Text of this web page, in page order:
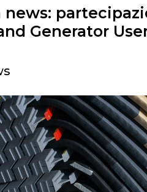
news:
Generator